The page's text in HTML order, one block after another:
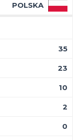
POLSKA
35
23
10
2
0